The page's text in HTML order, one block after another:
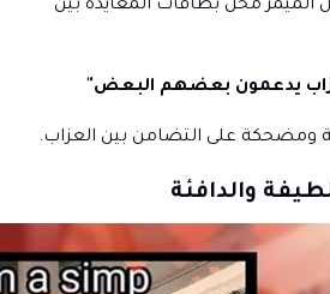
الميمز محل بطاقات المعايدة بين
ومضحكة على التضامن بين العزاب.
والدافئة